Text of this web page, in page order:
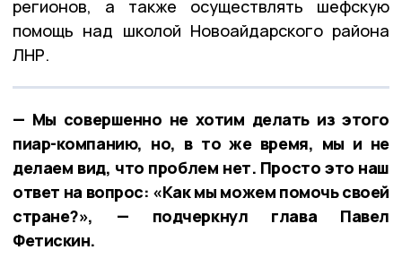
регионов, а также осуществлять шефскую
помощь над школой Новоайдарского района
ЛНР.
— Мы совершенно не хотим делать из этого
пиар-компанию, но, в то же время, мы и не
делаем вид, что проблем нет. Просто это наш
ответ на вопрос: «Как мы можем помочь своей
стране?», — подчеркнул глава Павел
Фетискин.